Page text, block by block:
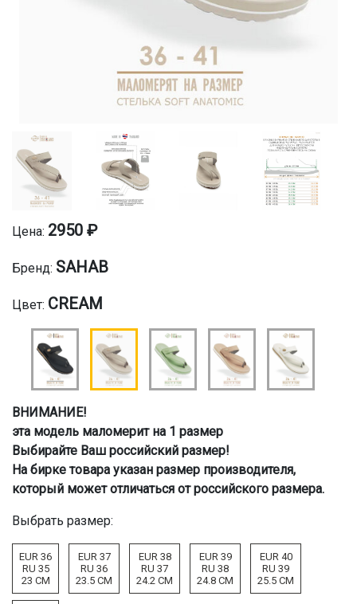
Цена: 2950 ₽
Бренд: SAHAB
Цвет: CREAM
ВНИМАНИЕ!
эта модель маломерит на 1 размер
Выбирайте Ваш российский размер!
На бирке товара указан размер производителя,
который может отличаться от российского размера.
Выбрать размер:
EUR 36
RU 35
23 CM
EUR 37
RU 36
23.5 CM
EUR 38
RU 37
24.2 CM
EUR 39
RU 38
24.8 CM
EUR 40
RU 39
25.5 CM